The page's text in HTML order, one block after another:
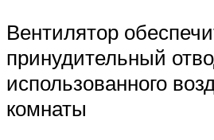
Вентилятор
принудительный
использованного
комнаты